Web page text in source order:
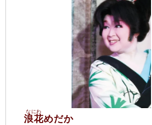
浪花めだか